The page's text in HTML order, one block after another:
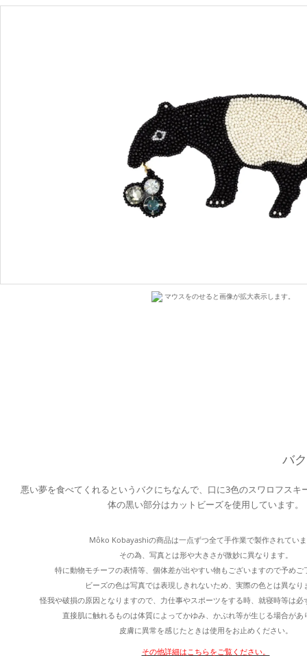
マウスをのせると画像が拡大表示します。
バ
悪い夢を食べてくれるというバクにちなんで、口に3色のスワロフスキ
体の黒い部分はカットビーズを使用しています。
Môko Kobayashiの商品は一点ずつ全て手作業で製作されてい
その為、写真とは形や大きさが微妙に異なります。
特に動物モチーフの表情等、個体差が出やすい物もございますので予めご
ビーズの色は写真では表現しきれないため、実際の色とは異なり
怪我や破損の原因となりますので、力仕事やスポーツをする時、就寝時等は必
直接肌に触れるものは体質によってかゆみ、かぶれ等が生じる場合があ
皮膚に異常を感じたときは使用をお止めください。
その他詳細はこちらをご覧ください。